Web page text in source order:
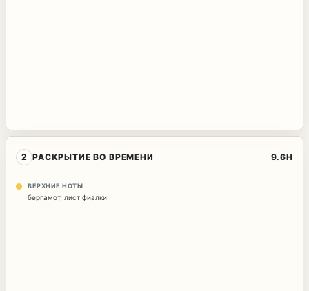
2 РАСКРЫТИЕ ВО ВРЕМЕНИ 9.6H
ВЕРХНИЕ НОТЫ
бергамот, лист фиалки